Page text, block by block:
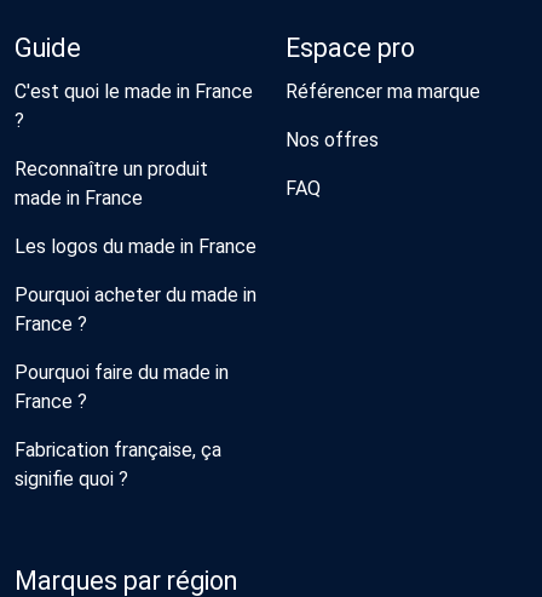
Guide
C'est quoi le made in France
?
Reconnaître un produit
made in France
Les logos du made in France
Pourquoi acheter du made in
France ?
Pourquoi faire du made in
France ?
Fabrication française, ça
signifie quoi ?
Espace pro
Référencer ma marque
Nos offres
FAQ
Marques par région